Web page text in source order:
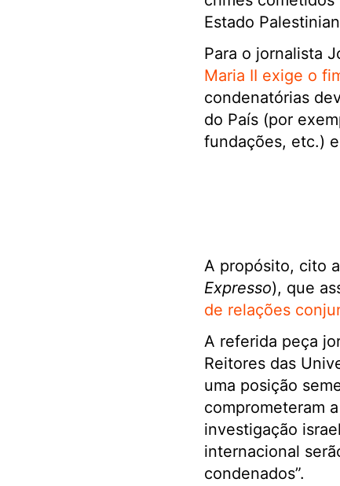
Estado
Para o jornalista
Maria II exige o
condenatórias
do País (por
fundações, etc.)
A propósito, cito
Expresso), que
de relações
A referida peça
Reitores das
uma posição
comprometeram
investigação
internacional
condenados”.